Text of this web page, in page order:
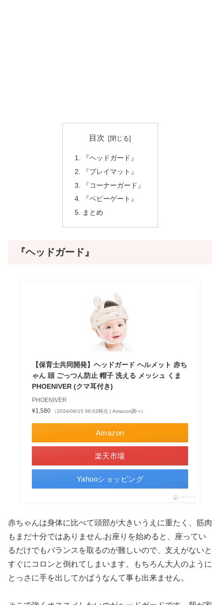
目次
『ヘッドガード』
『プレイマット』
『コーナーガード』
『ベビーゲート』
まとめ
『ヘッドガード』
【保育士共同開発】ヘッドガード ヘルメット 赤ち
ゃん 頭 ごっつん防止 帽子 洗える メッシュ くま
PHOENIVER (クマ耳付き)
PHOENIVER
¥1,580
（2024/06/15 06:02時点 | Amazon調べ）
Amazon
楽天市場
Yahooショッピング
ポチップ
赤ちゃんは身体に比べて頭部が大きいうえに重たく、筋肉
もまだ十分ではありません.お座りを始めると、座ってい
るだけでもバランスを取るのが難しいので、支えがないと
すぐにコロンと倒れてしまいます。もちろん大人のように
とっさに手を出してかばうなんて事も出来ません。